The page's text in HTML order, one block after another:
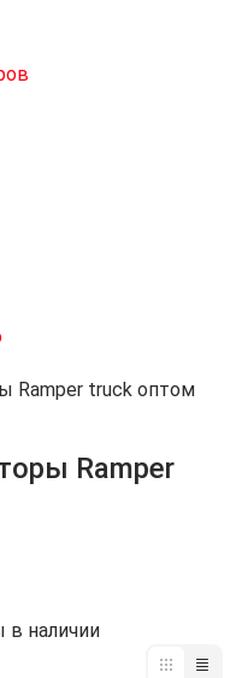
Ramper truck оптом
Ramper
в наличии